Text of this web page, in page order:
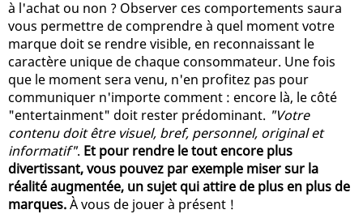
à l'achat ou non ? Observer ces comportements saura
vous permettre de comprendre à quel moment votre
marque doit se rendre visible, en reconnaissant le
caractère unique de chaque consommateur. Une fois
que le moment sera venu, n'en profitez pas pour
communiquer n'importe comment : encore là, le côté
"entertainment" doit rester prédominant. "Votre
contenu doit être visuel, bref, personnel, original et
informatif". Et pour rendre le tout encore plus
divertissant, vous pouvez par exemple miser sur la
réalité augmentée, un sujet qui attire de plus en plus de
marques.À vous de jouer à présent !